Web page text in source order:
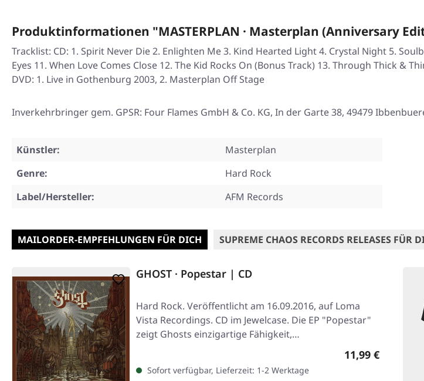
Produktinformationen "MASTERPLAN · Masterplan (Anniversary
Tracklist: CD: 1. Spirit Never Die 2. Enlighten Me 3. Kind Hearted Light 4. Crystal Night 5.
Eyes 11. When Love Comes Close 12. The Kid Rocks On (Bonus Track) 13. Through Thick &
DVD: 1. Live in Gothenburg 2003, 2. Masterplan Off Stage
Inverkehrbringer gem. GPSR: Four Flames GmbH & Co. KG, In der Garte 38, 49479
Künstler:
Masterplan
Genre:
Hard Rock
Label/Hersteller:
AFM Records
MAILORDER-EMPFEHLUNGEN FÜR DICH SUPREME CHAOS RECORDS RELEASES FÜR
GHOST · Popestar | CD
Hard Rock. Veröffentlicht am 16.09.2016, auf Loma
Vista Recordings. CD im Jewelcase. Die EP "Popestar"
zeigt Ghosts einzigartige Fähigkeit,…
Regulärer Preis:
11,99 €
Sofort verfügbar, Lieferzeit: 1-2 Werktage